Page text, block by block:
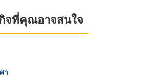
จที่คุณอาจสนใจ
า